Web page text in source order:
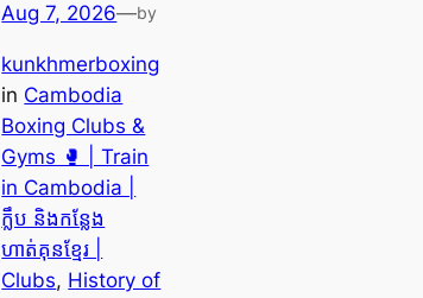
Aug 7, 2026—by
kunkhmerboxing
in Cambodia
Boxing Clubs &
Gyms 🥊 | Train
in Cambodia |
ក្លឹប និងកន្លែង
ហាត់គុនខ្មែរ |
Clubs, History of